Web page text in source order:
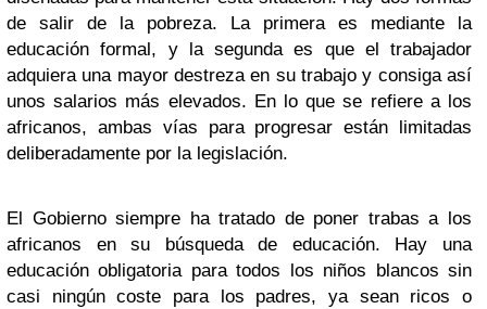
de salir de la pobreza. La primera es mediante la
educación formal, y la segunda es que el trabajador
adquiera una mayor destreza en su trabajo y consiga así
unos salarios más elevados. En lo que se refiere a los
africanos, ambas vías para progresar están limitadas
deliberadamente por la legislación.
El Gobierno siempre ha tratado de poner trabas a los
africanos en su búsqueda de educación. Hay una
educación obligatoria para todos los niños blancos sin
casi ningún coste para los padres, ya sean ricos o